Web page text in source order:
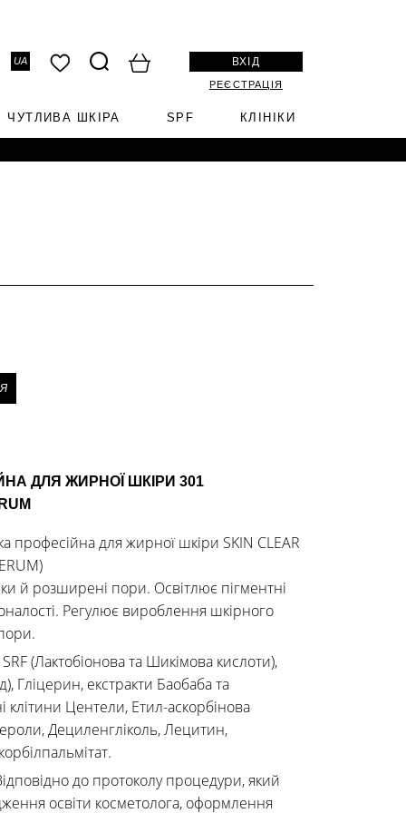
UA ВХІД
РЕЄСТРАЦІЯ
ЧУТЛИВА ШКІРА SPF КЛІНІКИ
ДЛЯ ЖИРНОЇ ШКІРИ 301
для жирної шкіри SKIN CLEAR
й розширені пори. Освітлює пігментні
Регулює вироблення шкірного
SRF (Лактобіонова та Шикімова кислоти),
Гліцерин, екстракти Баобаба та
клітини Центели, Етил-аскорбінова
Дециленгліколь, Лецитин,
до протоколу процедури, який
освіти косметолога, оформлення